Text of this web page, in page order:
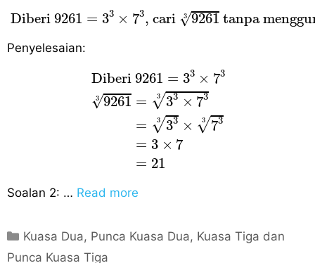
Diberi 9261 = 33 × 73, cari 3
√9261 tanpa
Diberi9261 33 73 , cari9261 3
Penyelesaian:
Diberi 9261 = 33 × 73
3
√9261 = 3
√33 × 73
= 3
√33 × 3
√73
= 3 × 7
= 21
Diberi 9261 33 739261
Soalan 2: … Read more
C
a
Kuasa Dua, Punca Kuasa Dua, Kuasa Tiga dan
Punca Kuasa Tiga